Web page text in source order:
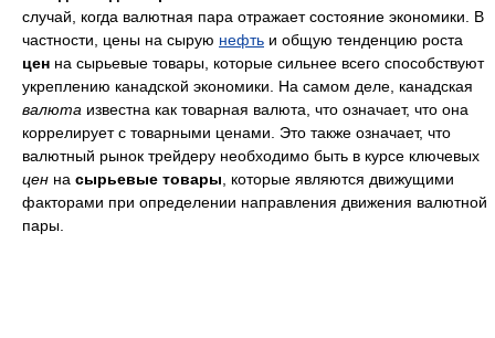
случай, когда валютная пара отражает состояние экономики. В
частности, цены на сырую нефть и общую тенденцию роста
цен на сырьевые товары, которые сильнее всего способствуют
укреплению канадской экономики. На самом деле, канадская
валюта известна как товарная валюта, что означает, что она
коррелирует с товарными ценами. Это также означает, что
валютный рынок трейдеру необходимо быть в курсе ключевых
цен на сырьевые товары , которые являются движущими
факторами при определении направления движения валютной
пары.